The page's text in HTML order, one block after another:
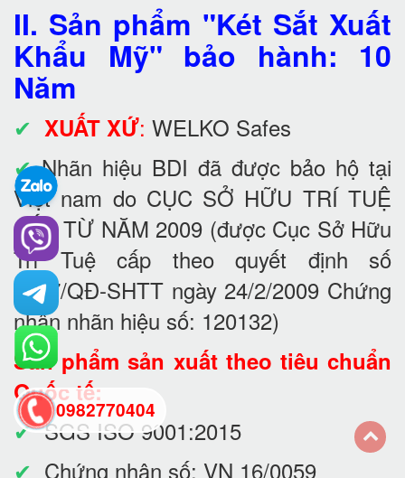
II. Sản phẩm "Két Sắt Xuất
Khẩu Mỹ" bảo hành: 10
Năm
✔ XUẤT XỨ: WELKO Safes
✔Nhãn hiệu BDI đã được bảo hộ tại
Việt nam do CỤC SỞ HỮU TRÍ TUỆ
CẤP TỪ NĂM 2009 (được Cục Sở Hữu
Trí Tuệ cấp theo quyết định số
3737/QĐ-SHTT ngày 24/2/2009 Chứng
nhận nhãn hiệu số: 120132)
Sản phẩm sản xuất theo tiêu chuẩn
Quốc tế:
✔SGS ISO 9001:2015
✔ Chứng nhận số: VN 16/0059
0982770404